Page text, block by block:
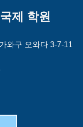
제 학원
와구 오와다 3-7-11